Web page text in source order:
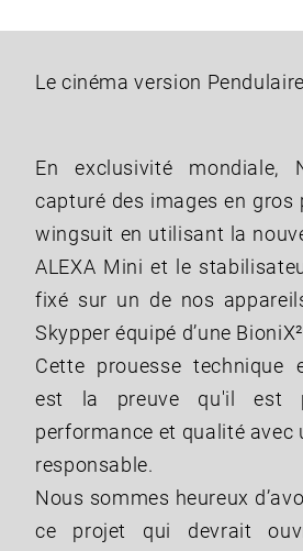
Le cinéma version
En exclusivité mondiale,
capturé des images en gros
wingsuit en utilisant la
ALEXA Mini et le
fixé sur un de nos
Skypper équipé d’une
Cette prouesse technique
est la preuve qu'il est
performance et qualité avec
responsable.
Nous sommes heureux
ce projet qui devrait